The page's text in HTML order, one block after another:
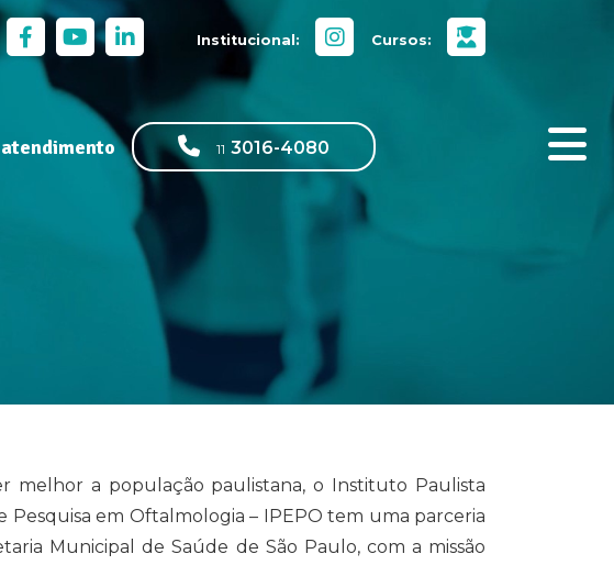
Institucional: Cursos:
11 3016-4080
melhor a população paulistana, o Instituto Paulista
Pesquisa em Oftalmologia – IPEPO tem uma parceria
Municipal de Saúde de São Paulo, com a missão